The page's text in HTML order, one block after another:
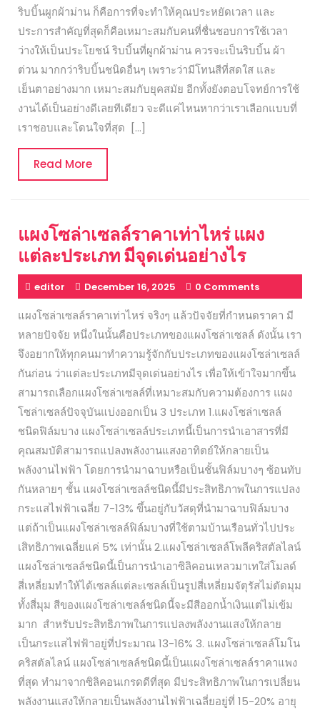
ริบบิ้นผูกผ้าม่าน ก็คือการที่จะทำให้คุณประหยัดเวลา และ
ประการสำคัญที่สุดก็คือเหมาะสมกับคนที่ชื่นชอบการใช้เวลา
ว่างให้เป็นประโยชน์ ริบบิ้นที่ผูกผ้าม่าน ควรจะเป็นริบบิ้น ผ้า
ต่วน มากกว่าริบบิ้นชนิดอื่นๆ เพราะว่ามีโทนสีที่สดใส และ
เย็นตาอย่างมาก เหมาะสมกับยุคสมัย อีกทั้งยังตอบโจทย์การใช้
งานได้เป็นอย่างดีเลยทีเดียว จะดีแค่ไหนหากว่าเราเลือกแบบที่
เราชอบและโดนใจที่สุด […]
Read MoreRead
More
แผงโซล่าเซลล์ราคาเท่าไหร่ แผง
แต่ละประเภท มีจุดเด่นอย่างไร
editor December 16, 2025 0 Comments
แผงโซล่าเซลล์ราคาเท่าไหร่ จริงๆ แล้วปัจจัยที่กำหนดราคา มี
หลายปัจจัย หนึ่งในนั้นคือประเภทของแผงโซล่าเซลล์ ดังนั้น เรา
จึงอยากให้ทุกคนมาทำความรู้จักกับประเภทของแผงโซล่าเซลล์
กันก่อน ว่าแต่ละประเภทมีจุดเด่นอย่างไร เพื่อให้เข้าใจมากขึ้น
สามารถเลือกแผงโซล่าเซลล์ที่เหมาะสมกับความต้องการ แผง
โซล่าเซลล์ปัจจุบันแบ่งออกเป็น 3 ประเภท 1.แผงโซล่าเซลล์
ชนิดฟิล์มบาง แผงโซล่าเซลล์ประเภทนี้เป็นการนำเอาสารที่มี
คุณสมบัติสามารถแปลงพลังงานแสงอาทิตย์ให้กลายเป็น
พลังงานไฟฟ้า โดยการนำมาฉาบหรือเป็นชั้นฟิล์มบางๆ ซ้อนทับ
กันหลายๆ ชั้น แผงโซล่าเซลล์ชนิดนี้มีประสิทธิภาพในการแปลง
กระแสไฟฟ้าเฉลี่ย 7-13% ขึ้นอยู่กับวัสดุที่นำมาฉาบฟิล์มบาง
แต่ถ้าเป็นแผงโซล่าเซลล์ฟิล์มบางที่ใช้ตามบ้านเรือนทั่วไปประ
เสิทธิภาพเฉลี่ยแค่ 5% เท่านั้น 2.แผงโซล่าเซลล์โพลีคริสตัลไลน์
แผงโซล่าเซลล์ชนิดนี้เป็นการนำเอาซิลิคอนเหลวมาเทใส่โมลด์
สี่เหลี่ยมทำให้ได้เซลล์แต่ละเซลล์เป็นรูปสี่เหลี่ยมจัตุรัสไม่ตัดมุม
ทั้งสี่มุม สีของแผงโซล่าเซลล์ชนิดนี้จะมีสีออกน้ำเงินแต่ไม่เข้ม
มาก สำหรับประสิทธิภาพในการแปลงพลังงานแสงให้กลาย
เป็นกระแสไฟฟ้าอยู่ที่ประมาณ 13-16% 3. แผงโซล่าเซลล์โมโน
คริสตัลไลน์ แผงโซล่าเซลล์ชนิดนี้เป็นแผงโซล่าเซลล์ราคาแพง
ที่สุด ทำมาจากซิลิคอนเกรดดีที่สุด มีประสิทธิภาพในการเปลี่ยน
พลังงานแสงให้กลายเป็นพลังงานไฟฟ้าเฉลี่ยอยู่ที่ 15-20% อายุ